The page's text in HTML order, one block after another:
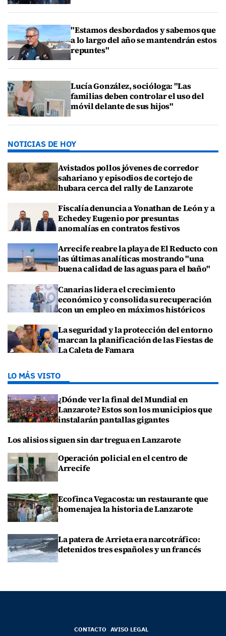
"Estamos desbordados y sabemos que
a lo largo del año se mantendrán estos
repuntes"
Lucía González, socióloga: "Las
familias deben controlar el uso del
móvil delante de sus hijos"
NOTICIAS DE HOY
Avistados pollos jóvenes de corredor
sahariano y episodios de cortejo de
hubara cerca del rally de Lanzarote
Fiscalía denuncia a Yonathan de León y a
Echedey Eugenio por presuntas
anomalías en contratos festivos
Arrecife reabre la playa de El Reducto con
las últimas analíticas mostrando "una
buena calidad de las aguas para el baño"
Canarias lidera el crecimiento
económico y consolida su recuperación
con un empleo en máximos históricos
La seguridad y la protección del entorno
marcan la planificación de las Fiestas de
La Caleta de Famara
LO MÁS VISTO
¿Dónde ver la final del Mundial en
Lanzarote? Estos son los municipios que
instalarán pantallas gigantes
Los alisios siguen sin dar tregua en Lanzarote
Operación policial en el centro de
Arrecife
Ecofinca Vegacosta: un restaurante que
homenajea la historia de Lanzarote
La patera de Arrieta era narcotráfico:
detenidos tres españoles y un francés
CONTACTO AVISO LEGAL